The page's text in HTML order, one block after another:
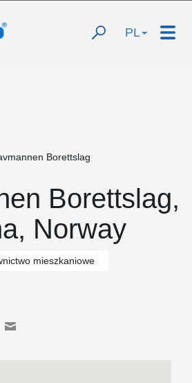
PL
Borettslag
Borettslag,
Norway
mieszkaniowe